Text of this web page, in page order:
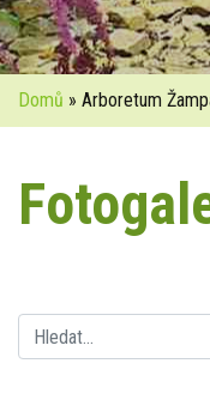
Domů » Arboretum